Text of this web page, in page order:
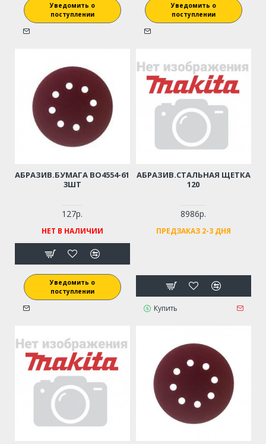
Уведомить о
поступлении
Уведомить о
поступлении
АБРАЗИВ.БУМАГА BO4554-61
3ШТ
127р.
НЕТ В НАЛИЧИИ
Уведомить о
поступлении
АБРАЗИВ.СТАЛЬНАЯ ЩЕТКА
120
8986р.
ПРЕДЗАКАЗ 2-3 ДНЯ
Купить